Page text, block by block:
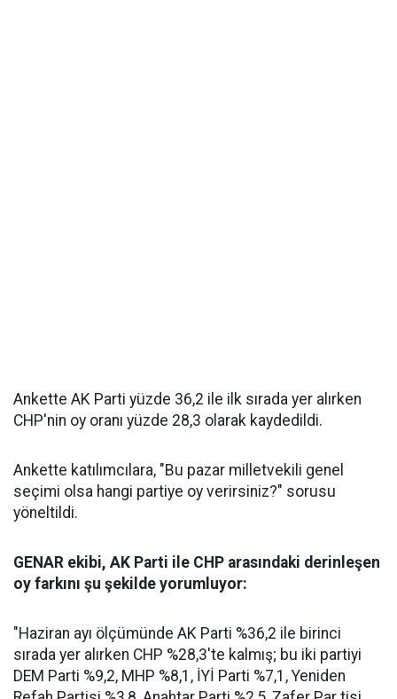
Ankette AK Parti yüzde 36,2 ile ilk sırada yer alırken
CHP'nin oy oranı yüzde 28,3 olarak kaydedildi.
Ankette katılımcılara, "Bu pazar milletvekili genel
seçimi olsa hangi partiye oy verirsiniz?" sorusu
yöneltildi.
GENAR ekibi, AK Parti ile CHP arasındaki derinleşen
oy farkını şu şekilde yorumluyor:
"Haziran ayı ölçümünde AK Parti %36,2 ile birinci
sırada yer alırken CHP %28,3'te kalmış; bu iki partiyi
DEM Parti %9,2, MHP %8,1, İYİ Parti %7,1, Yeniden